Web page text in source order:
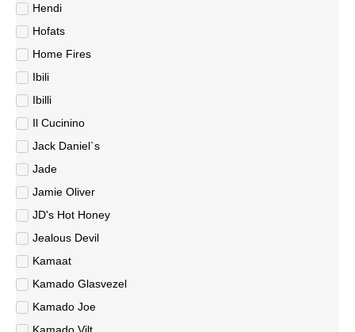
Hendi
Hofats
Home Fires
Ibili
Ibilli
Il Cucinino
Jack Daniel`s
Jade
Jamie Oliver
JD's Hot Honey
Jealous Devil
Kamaat
Kamado Glasvezel
Kamado Joe
Kamado Vilt